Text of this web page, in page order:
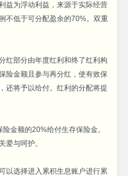
益为浮动利益，来源于实际经营
不低于可分配盈余的70%。双重
部分由年度红利和终了红利构
险金额且参与再分红，使有效保
还将予以给付。红利的分配将提
金额的20%给付生存保险金。
爱与呵护。
选择进入累积生息账户进行累